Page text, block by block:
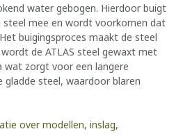
water gebogen. Hierdoor buigt
mee en wordt voorkomen dat
buigingsproces maakt de steel
de ATLAS steel gewaxt met
wat zorgt voor een langere
gladde steel, waardoor blaren
over modellen, inslag,